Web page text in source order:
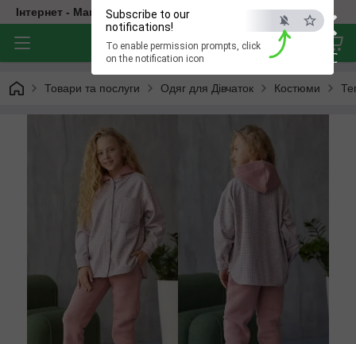
×
ESC
Subscribe to our
notifications!
To enable permission prompts, click
on the notification icon
Інтернет - Магазин Дитячого Одягу
Товари та послуги Одяг для Дівчаток Костюми